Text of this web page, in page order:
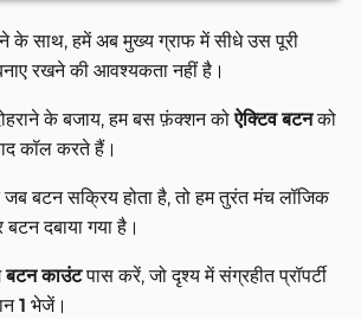
के साथ, हमें अब मुख्य ग्राफ में सीधे उस पूरी
रखने की आवश्यकता नहीं है।
के बजाय, हम बस फ़ंक्शन कोऐक्टिव बटनको
कॉल करते हैं।
बटन सक्रिय होता है, तो हम तुरंत मंच लॉजिक
दबाया गया है।
बटन काउंटपास करें, जो दृश्य में संग्रहीत प्रॉपर्टी
1 भेजें।